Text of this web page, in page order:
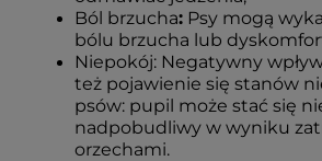
Ból brzucha: Psy mogą
bólu brzucha lub
Niepokój: Negatywny
też pojawienie się stanów
psów: pupil może stać się
nadpobudliwy w wyniku
orzechami.